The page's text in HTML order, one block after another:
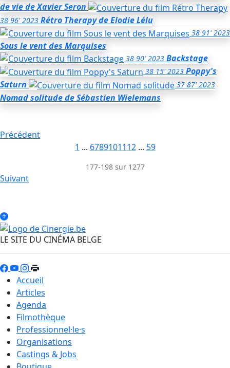
de viede Xavier Seron
38 96' 2023 Rétro Therapyde Elodie Lélu
38 91' 2023
Sous le vent des Marquises
38 90' 2023 Backstage
38 15' 2023 Poppy's
Saturn
37 87' 2023
Nomad solitudede Sébastien Wielemans
Précédent
1 ... 6789101112 ... 59
177-198 sur 1277
Suivant
LE SITE DU CINÉMA BELGE
Accueil
Articles
Agenda
Filmothèque
Professionnel·le·s
Organisations
Castings & Jobs